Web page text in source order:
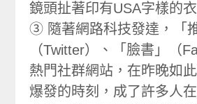
鏡頭扯著印有USA字樣的衣
③ 隨著網路科技發達，「
（Twitter）、「臉書」（
熱門社群網站，在昨晚如
爆發的時刻，成了許多人